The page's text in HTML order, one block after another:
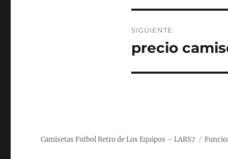
SIGUIENTE
Entrada
precio
Camisetas Futbol Retro de Los Equipos – LARS7